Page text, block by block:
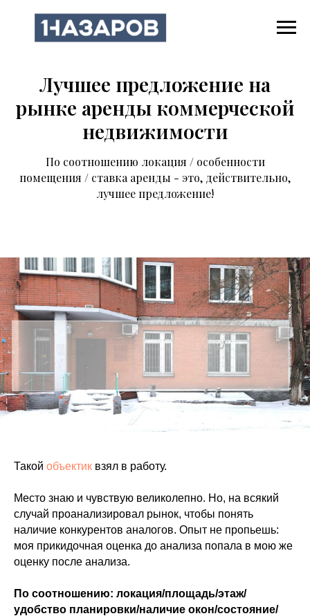
Лучшее предложение на
рынке аренды коммерческой
недвижимости
По соотношению локация / особенности
помещения / ставка аренды - это, действительно,
лучшее предложение!
Такой объектик взял в работу.
Место знаю и чувствую великолепно. Но, на всякий
случай проанализировал рынок, чтобы понять
наличие конкурентов аналогов. Опыт не пропьешь:
моя прикидочная оценка до анализа попала в мою же
оценку после анализа.
По соотношению: локация/площадь/этаж/
удобство планировки/наличие окон/состояние/